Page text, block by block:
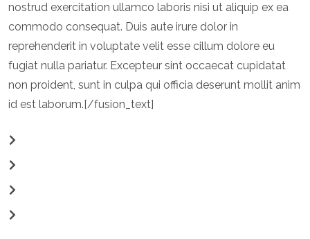
nostrud exercitation ullamco laboris nisi ut aliquip ex ea
commodo consequat. Duis aute irure dolor in
reprehenderit in voluptate velit esse cillum dolore eu
fugiat nulla pariatur. Excepteur sint occaecat cupidatat
non proident, sunt in culpa qui officia deserunt mollit anim
id est laborum.[/fusion_text]